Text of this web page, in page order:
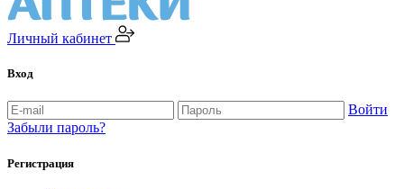
Личный кабинет
Вход
Войти
Забыли пароль?
Регистрация